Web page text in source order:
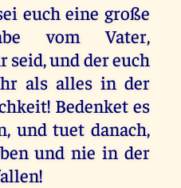
euch eine große
vom Vater,
seid, und der euch
als alles in der
Bedenket es
und tuet danach,
und nie in der